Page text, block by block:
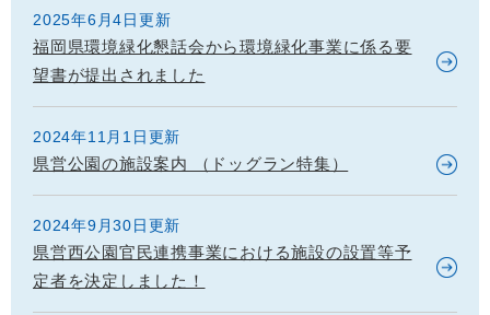
2025年6月4日更新
福岡県環境緑化懇話会から環境緑化事業に係る要
望書が提出されました
2024年11月1日更新
県営公園の施設案内 （ドッグラン特集）
2024年9月30日更新
県営西公園官民連携事業における施設の設置等予
定者を決定しました！